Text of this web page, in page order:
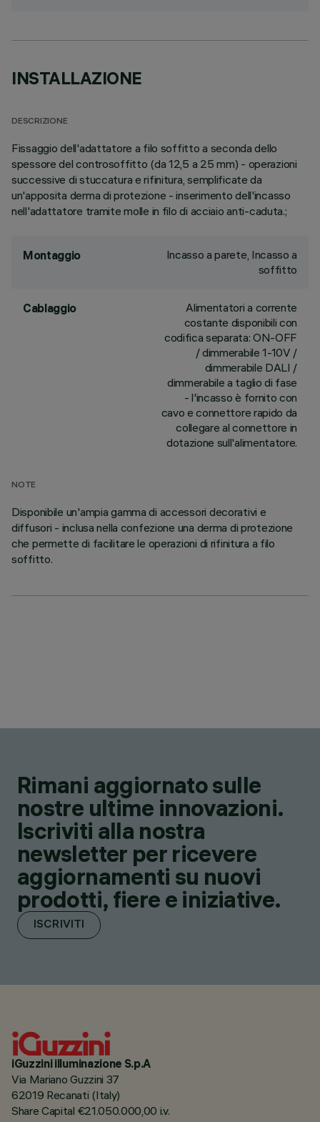
INSTALLAZIONE
DESCRIZIONE
Fissaggio dell'adattatore a filo soffitto a seconda dello
spessore del controsoffitto (da 12,5 a 25 mm) - operazioni
successive di stuccatura e rifinitura, semplificate da
un'apposita derma di protezione - inserimento dell'incasso
nell'adattatore tramite molle in filo di acciaio anti-caduta.;
Montaggio
Incasso a parete, Incasso a
soffitto
Cablaggio
Alimentatori a corrente
costante disponibili con
codifica separata: ON-OFF
/ dimmerabile 1-10V /
dimmerabile DALI /
dimmerabile a taglio di fase
- l'incasso è fornito con
cavo e connettore rapido da
collegare al connettore in
dotazione sull'alimentatore.
NOTE
Disponibile un'ampia gamma di accessori decorativi e
diffusori - inclusa nella confezione una derma di protezione
che permette di facilitare le operazioni di rifinitura a filo
soffitto.
Rimani aggiornato sulle
nostre ultime innovazioni.
Iscriviti alla nostra
newsletter per ricevere
aggiornamenti su nuovi
prodotti, fiere e iniziative.
ISCRIVITI
iGuzzini illuminazione S.p.A
Via Mariano Guzzini 37
62019 Recanati (Italy)
Share Capital €21.050.000,00 i.v.